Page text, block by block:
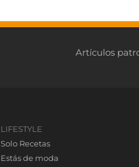
Artículos
LIFESTYLE
Solo Recetas
Estás de moda